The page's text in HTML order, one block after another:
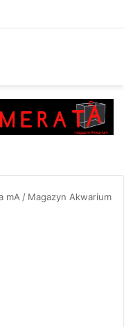
mA/ Magazyn Akwarium